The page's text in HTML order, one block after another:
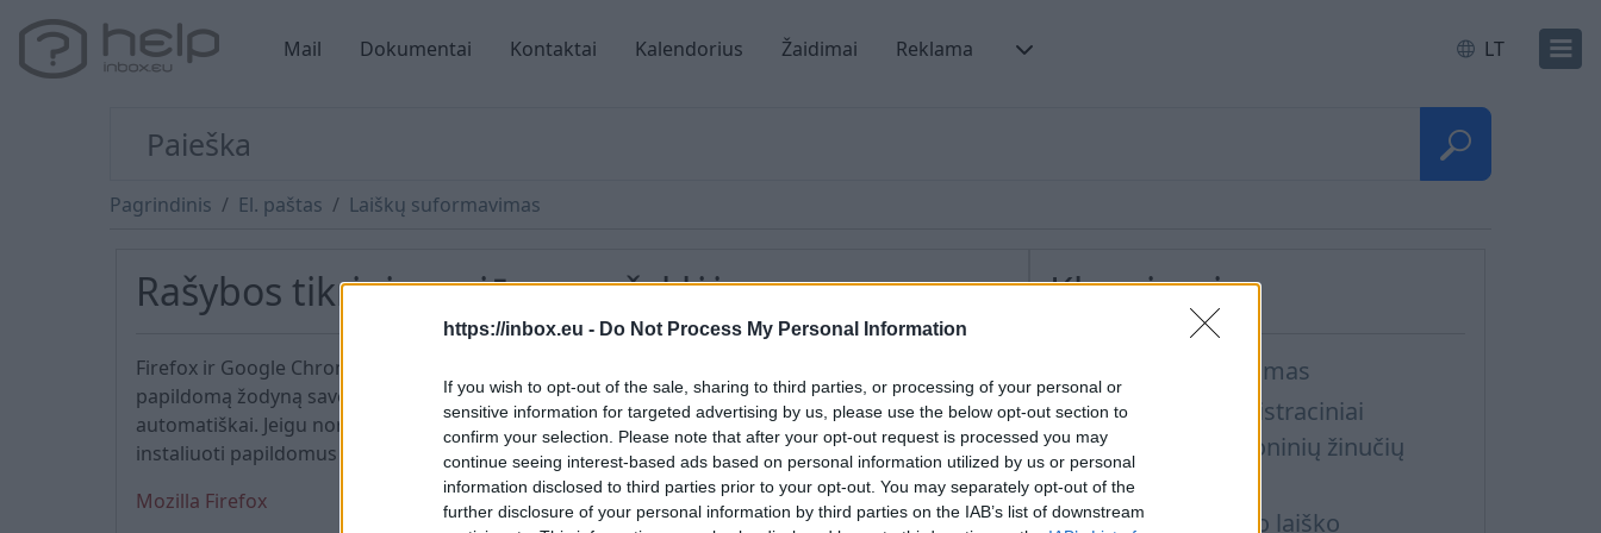
https://inbox.eu - Do Not Process My Personal Information
If you wish to opt-out of the sale, sharing to third parties, or processing of your personal or
sensitive information for targeted advertising by us, please use the below opt-out section to
confirm your selection. Please note that after your opt-out request is processed you may
continue seeing interest-based ads based on personal information utilized by us or personal
information disclosed to third parties prior to your opt-out. You may separately opt-out of the
further disclosure of your personal information by third parties on the IAB’s list of downstream
Mail Dokumentai Kontaktai Kalendorius Žaidimai Reklama LT
Pagrindinis El. paštas Laiškų suformavimas
Rašybos tikrinimas jūsų naršyklėje
Firefox ir Google Chrome naršyklės turi rašybos tikrinimo galimybę, Jums reikia tik instaliuoti
papildomą žodyną savo Firefox ar Google Chrome naršyklėje – dažniausiai žodynai yra aktyvuoti
automatiškai. Jeigu norite naudotis rašybos tikrinimo žodynu Internet Explorer naršyklėje, turite
instaliuoti papildomus įrankių papildinius, pvz. Google įrankių juostą.
Mozilla Firefox
Klausimai
Dokumento prisegimas
Techniniai ir administraciniai
reikalavimai elektroninių žinučių
siuntimui Inbox.lt
Kaip nustatyti gauto laiško